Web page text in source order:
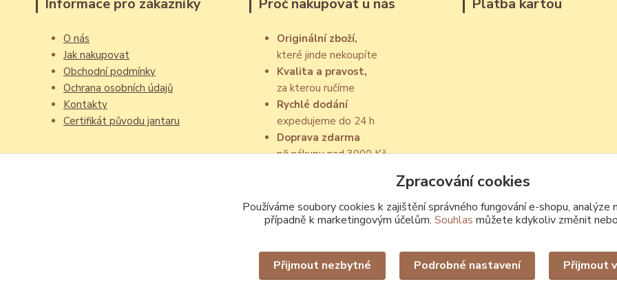
Informace pro zákazníky
O nás
Jak nakupovat
Obchodní podmínky
Ochrana osobních údajů
Kontakty
Certifikát původu jantaru
Proč nakupovat u nás
Originální zboží,
které jinde nekoupíte
Kvalita a pravost,
za kterou ručíme
Rychlé dodání
expedujeme do 24 h
Doprava zdarma
při nákupu nad 3000 Kč
Platba kartou
Zpracování cookies
Používáme soubory cookies k zajištění správného fungování e-shopu, analýze
případně k marketingovým účelům. Souhlas můžete kdykoliv změnit
Přijmout nezbytné Podrobné nastavení Přijmout